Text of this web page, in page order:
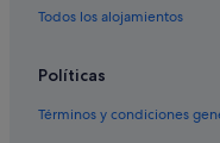
Todos los alojamientos
Políticas
Términos y condiciones